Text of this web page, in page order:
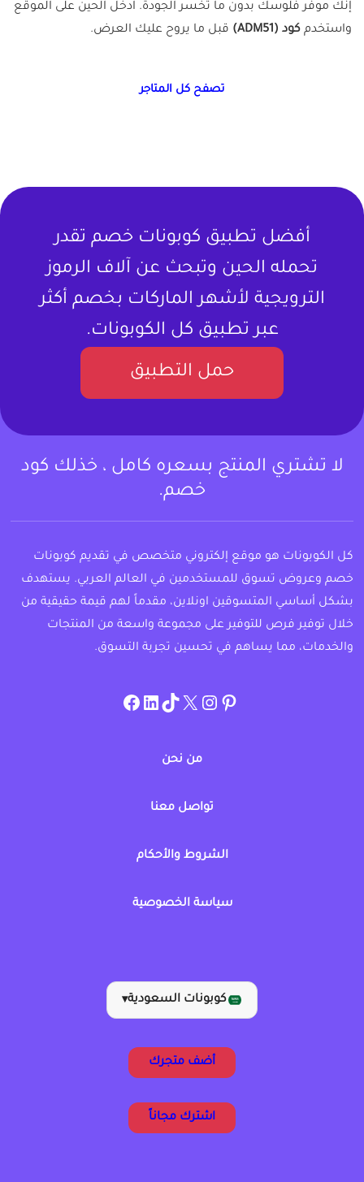
إنك موفر فلوسك بدون ما تخسر الجودة. ادخل الحين على الموقع
واستخدم كود (ADM51) قبل ما يروح عليك العرض.
تصفح كل المتاجر
أفضل تطبيق كوبونات خصم تقدر
تحمله الحين وتبحث عن آلاف الرموز
الترويجية لأشهر الماركات بخصم أكثر
عبر تطبيق كل الكوبونات.
حمل التطبيق
لا تشتري المنتج بسعره كامل ، خذلك كود
خصم.
كل الكوبونات هو موقع إلكتروني متخصص في تقديم كوبونات
خصم وعروض تسوق للمستخدمين في العالم العربي. يستهدف
بشكل أساسي المتسوقين اونلاين، مقدماً لهم قيمة حقيقية من
خلال توفير فرص للتوفير على مجموعة واسعة من المنتجات
والخدمات، مما يساهم في تحسين تجربة التسوق.
pinterest
allcouponat
twitter
TikTok
linkedin
facebook
من نحن
تواصل معنا
الشروط والأحكام
سياسة الخصوصية
كوبونات السعودية▾
أضف متجرك
اشترك مجاناً